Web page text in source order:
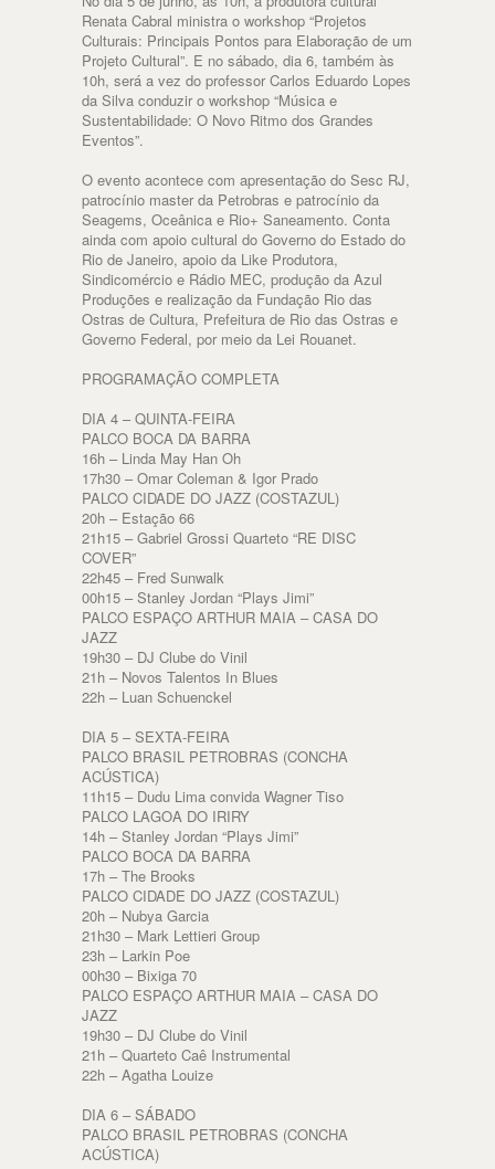
Renata Cabral ministra o workshop “Projetos
Culturais: Principais Pontos para Elaboração de um
Projeto Cultural”. E no sábado, dia 6, também às
10h, será a vez do professor Carlos Eduardo Lopes
da Silva conduzir o workshop “Música e
Sustentabilidade: O Novo Ritmo dos Grandes
Eventos”.
O evento acontece com apresentação do Sesc RJ,
patrocínio master da Petrobras e patrocínio da
Seagems, Oceânica e Rio+ Saneamento. Conta
ainda com apoio cultural do Governo do Estado do
Rio de Janeiro, apoio da Like Produtora,
Sindicomércio e Rádio MEC, produção da Azul
Produções e realização da Fundação Rio das
Ostras de Cultura, Prefeitura de Rio das Ostras e
Governo Federal, por meio da Lei Rouanet.
PROGRAMAÇÃO COMPLETA
DIA 4 – QUINTA-FEIRA
PALCO BOCA DA BARRA
16h – Linda May Han Oh
17h30 – Omar Coleman & Igor Prado
PALCO CIDADE DO JAZZ (COSTAZUL)
20h – Estação 66
21h15 – Gabriel Grossi Quarteto “RE DISC
COVER”
22h45 – Fred Sunwalk
00h15 – Stanley Jordan “Plays Jimi”
PALCO ESPAÇO ARTHUR MAIA – CASA DO
JAZZ
19h30 – DJ Clube do Vinil
21h – Novos Talentos In Blues
22h – Luan Schuenckel
DIA 5 – SEXTA-FEIRA
PALCO BRASIL PETROBRAS (CONCHA
ACÚSTICA)
11h15 – Dudu Lima convida Wagner Tiso
PALCO LAGOA DO IRIRY
14h – Stanley Jordan “Plays Jimi”
PALCO BOCA DA BARRA
17h – The Brooks
PALCO CIDADE DO JAZZ (COSTAZUL)
20h – Nubya Garcia
21h30 – Mark Lettieri Group
23h – Larkin Poe
00h30 – Bixiga 70
PALCO ESPAÇO ARTHUR MAIA – CASA DO
JAZZ
19h30 – DJ Clube do Vinil
21h – Quarteto Caê Instrumental
22h – Agatha Louize
DIA 6 – SÁBADO
PALCO BRASIL PETROBRAS (CONCHA
ACÚSTICA)